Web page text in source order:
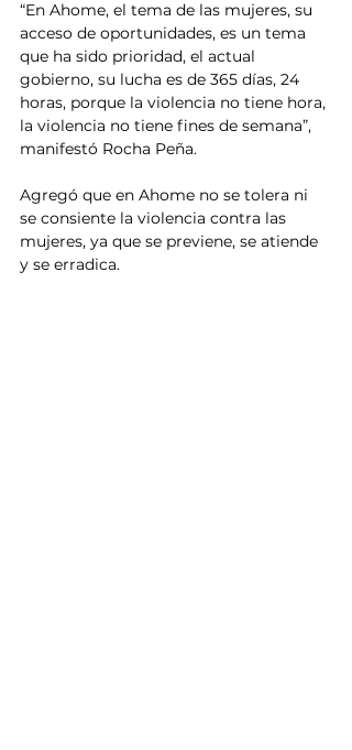
“En Ahome, el tema de las mujeres, su
acceso de oportunidades, es un tema
que ha sido prioridad, el actual
gobierno, su lucha es de 365 días, 24
horas, porque la violencia no tiene hora,
la violencia no tiene fines de semana”,
manifestó Rocha Peña.
Agregó que en Ahome no se tolera ni
se consiente la violencia contra las
mujeres, ya que se previene, se atiende
y se erradica.